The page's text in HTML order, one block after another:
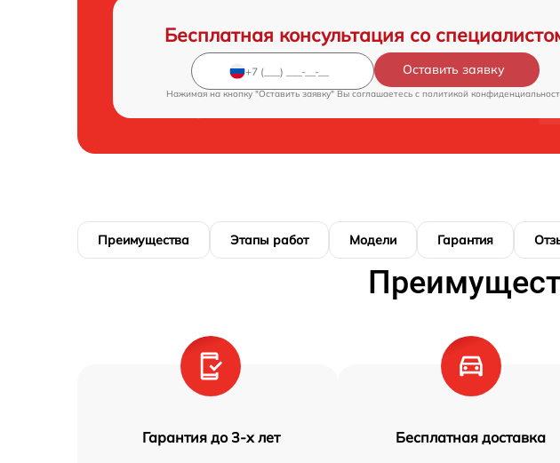
Бесплатная консультация со
Оставить заявку
Нажимая на кнопку "Оставить заявку" Вы соглашаетесь c политикой
Преимущества Этапы работ Модели Гарантия
Гарантия до 3-х лет Бесплатная доставка